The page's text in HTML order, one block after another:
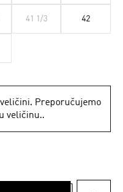
41 1/3 42
veličini. Preporučujemo
veličinu..